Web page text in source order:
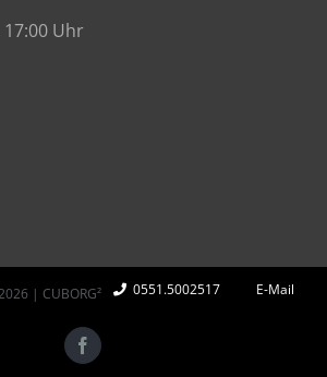
17:00 Uhr
| CUBORG² 0551.5002517 E-Mail
Facebook